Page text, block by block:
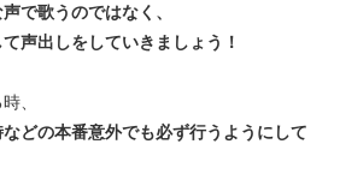
で歌うのではなく、
声出しをしていきましょう！
、
どの本番意外でも必ず行うようにして